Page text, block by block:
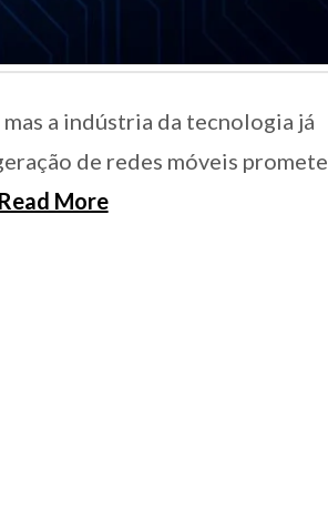
a indústria da tecnologia já
de redes móveis promete
Read More